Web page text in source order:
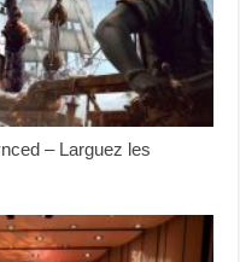
– Larguez les